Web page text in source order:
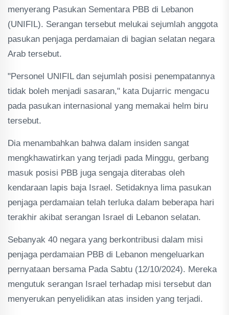
menyerang Pasukan Sementara PBB di Lebanon
(UNIFIL). Serangan tersebut melukai sejumlah anggota
pasukan penjaga perdamaian di bagian selatan negara
Arab tersebut.
"Personel UNIFIL dan sejumlah posisi penempatannya
tidak boleh menjadi sasaran," kata Dujarric mengacu
pada pasukan internasional yang memakai helm biru
tersebut.
Dia menambahkan bahwa dalam insiden sangat
mengkhawatirkan yang terjadi pada Minggu, gerbang
masuk posisi PBB juga sengaja diterabas oleh
kendaraan lapis baja Israel. Setidaknya lima pasukan
penjaga perdamaian telah terluka dalam beberapa hari
terakhir akibat serangan Israel di Lebanon selatan.
Sebanyak 40 negara yang berkontribusi dalam misi
penjaga perdamaian PBB di Lebanon mengeluarkan
pernyataan bersama Pada Sabtu (12/10/2024). Mereka
mengutuk serangan Israel terhadap misi tersebut dan
menyerukan penyelidikan atas insiden yang terjadi.